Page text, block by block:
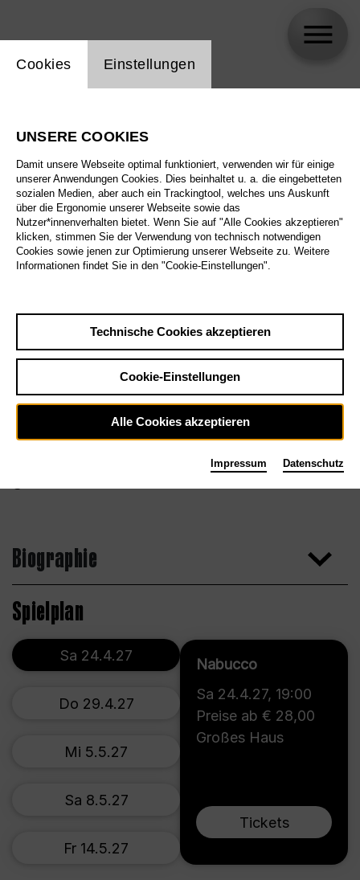
Biographie
Spielplan
Nabucco
Sa 24.4.27, 19:00
Preise ab € 28,00
Großes Haus
Tickets
Sa 24.4.27
Do 29.4.27
Mi 5.5.27
Sa 8.5.27
Fr 14.5.27
Einstellung Website Cookie
Cookies Einstellungen
UNSERE COOKIES
Damit unsere Webseite optimal funktioniert, verwenden wir für einige
unserer Anwendungen Cookies. Dies beinhaltet u. a. die eingebetteten
sozialen Medien, aber auch ein Trackingtool, welches uns Auskunft
über die Ergonomie unserer Webseite sowie das
Nutzer*innenverhalten bietet. Wenn Sie auf "Alle Cookies akzeptieren"
klicken, stimmen Sie der Verwendung von technisch notwendigen
Cookies sowie jenen zur Optimierung unserer Webseite zu. Weitere
Informationen findet Sie in den "Cookie-Einstellungen".
Technische Cookies akzeptieren
Cookie-Einstellungen
Alle Cookies akzeptieren
Impressum Datenschutz